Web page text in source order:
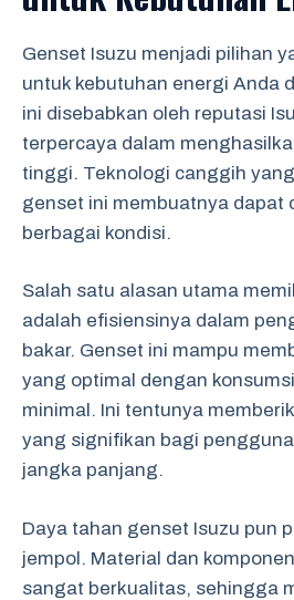
Genset Isuzu menjadi pilihan
untuk kebutuhan energi Anda
ini disebabkan oleh reputasi
terpercaya dalam
tinggi. Teknologi canggih
genset ini membuatnya dapat
berbagai kondisi.
Salah satu alasan utama
adalah efisiensinya dalam
bakar. Genset ini mampu
yang optimal dengan
minimal. Ini tentunya
yang signifikan bagi
jangka panjang.
Daya tahan genset Isuzu pun
jempol. Material dan
sangat berkualitas, sehingga